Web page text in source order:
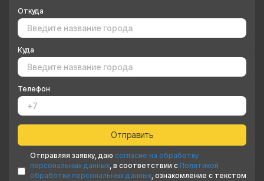
Откуда
Куда
Телефон
Отправляя заявку, даю согласие на обработку
персональных данных, в соответствии с Политикой
обработки персональных данных, ознакомление с текстом